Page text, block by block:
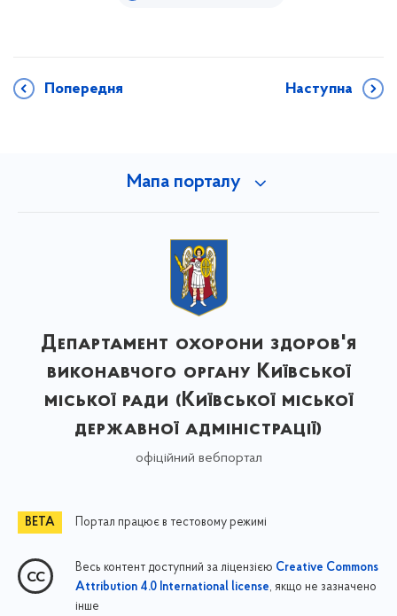
Попередня Наступна
Мапа порталу
Департамент охорони здоров'я
виконавчого органу Київської
міської ради (Київської міської
державної адміністрації)
офіційний вебпортал
Портал працює в тестовому режимі
Весь контент доступний за ліцензією Creative Commons
Attribution 4.0 International license, якщо не зазначено
інше